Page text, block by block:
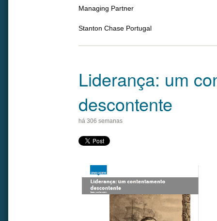
Managing Partner
Stanton Chase Portugal
Liderança: um
descontente
há 306 semanas